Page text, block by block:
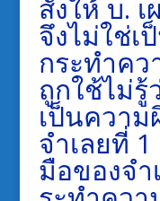
สั่งให้ บ.
จึงไม่ใช่เ
กระทำคว
ถูกใช้ไม่
เป็นความ
จำเลยที่ 1
มือของจำ